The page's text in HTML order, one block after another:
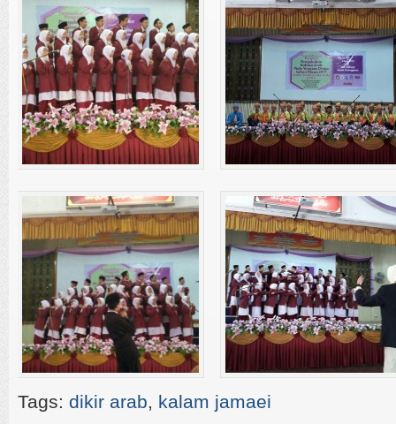
Tags: dikir arab, kalam jamaei